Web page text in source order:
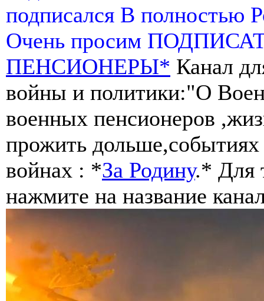
подписался В полностью
Очень просим
ПЕНСИОНЕРЫ* Канал
войны и политики:"О
военных пенсионеров
прожить
войнах : *За Родину.* Для
нажмите на название